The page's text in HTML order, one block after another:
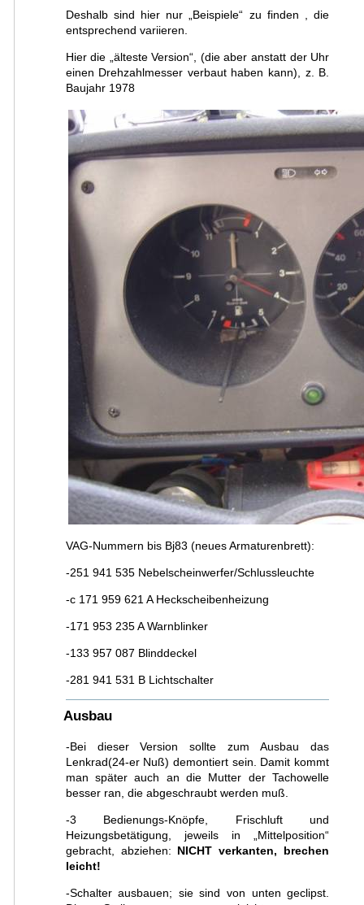
Deshalb sind hier nur „Beispiele“ zu finden , die
entsprechend variieren.
Hier die „älteste Version“, (die aber anstatt der Uhr
einen Drehzahlmesser verbaut haben kann), z. B.
Baujahr 1978
VAG-Nummern bis Bj83 (neues Armaturenbrett):
-251 941 535 Nebelscheinwerfer/Schlussleuchte
-c 171 959 621 A Heckscheibenheizung
-171 953 235 A Warnblinker
-133 957 087 Blinddeckel
-281 941 531 B Lichtschalter
Ausbau
-Bei dieser Version sollte zum Ausbau das
Lenkrad(24-er Nuß) demontiert sein. Damit kommt
man später auch an die Mutter der Tachowelle
besser ran, die abgeschraubt werden muß.
-3 Bedienungs-Knöpfe, Frischluft und
Heizungsbetätigung, jeweils in „Mittelposition“
gebracht, abziehen: NICHT verkanten, brechen
leicht!
-Schalter ausbauen; sie sind von unten geclipst.